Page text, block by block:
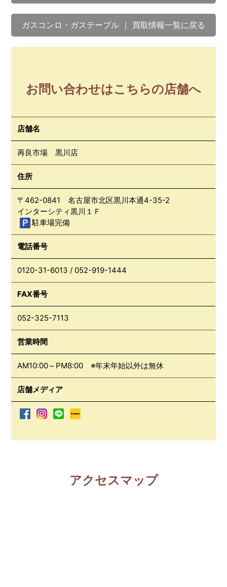
ガスコンロ・ガステーブル ｜ 買取情報一覧に戻る
お問い合わせはこちらの店舗へ
店舗名
再良市場 黒川店
住所
〒462-0841 名古屋市北区黒川本通4-35-2
インターシティ黒川１Ｆ
駐車場完備
電話番号
0120-31-6013 / 052-919-1444
FAX番号
052-325-7113
営業時間
AM10:00～PM8:00 ※年末年始以外は無休
店舗メディア
アクセスマップ